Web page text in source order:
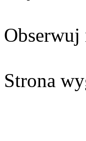
Obserwuj
Strona